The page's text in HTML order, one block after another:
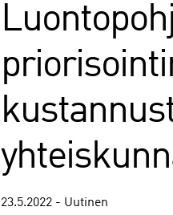
23.5.2022 - Uutinen